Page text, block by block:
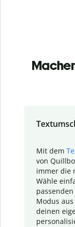
Mit dem
von
immer die
Wähle
Modus
deinen